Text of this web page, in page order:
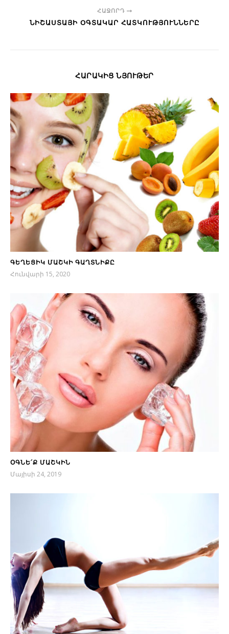
ՀԱՋՈՐԴ
ՆԻՇԱՍՏԱՅԻ ՕԳՏԱԿԱՐ ՀԱՏԿՈՒԹՅՈՒՆՆԵՐԸ
ՀԱՐԱԿԻՑ ՆՅՈՒԹԵՐ
ԳԵՂԵՑԻԿ ՄԱՇԿԻ ԳԱՂՏՆԻՔԸ
Հունվարի 15, 2020
ՕԳՆԵ՛Ք ՄԱՇԿԻՆ
Մայիսի 24, 2019